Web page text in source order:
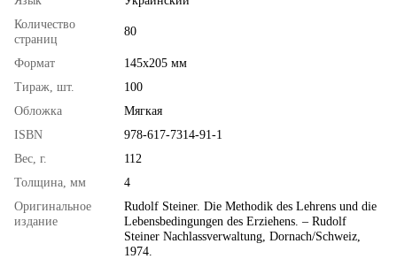
Количество
страниц
80
Формат
145х205 мм
Тираж, шт.
100
Обложка
Мягкая
ISBN
978-617-7314-91-1
Вес, г.
112
Толщина, мм
4
Оригинальное
издание
Rudolf Steiner. Die Methodik des Lehrens und die
Lebensbedingungen des Erziehens. – Rudolf
Steiner Nachlassverwaltung, Dornach/Schweiz,
1974.